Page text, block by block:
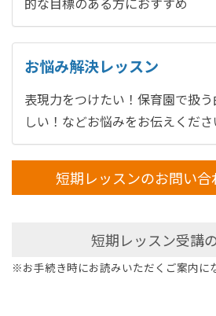
お悩み解決レッスン
表現力をつけたい！保育園で扱
しい！などお悩みをお伝えくださ
短期レッスンのお問い合
短期レッスン受講
※お手続き時にお読みいただくご案内に